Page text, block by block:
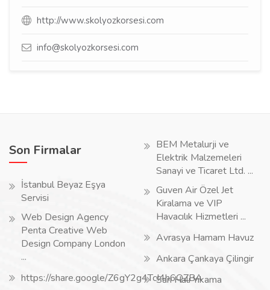
http://www.skolyozkorsesi.com
info@skolyozkorsesi.com
Son Firmalar
İstanbul Beyaz Eşya
Servisi
Web Design Agency
Penta Creative Web
Design Company London
...
https://share.google/Z6gY2g4TcI4h6QZBA
BEM Metalurji ve
Elektrik Malzemeleri
Sanayi ve Ticaret Ltd. ...
Guven Air Özel Jet
Kiralama ve VIP
Havacılık Hizmetleri ...
Avrasya Hamam Havuz
Ankara Çankaya Çilingir
Sarı Halı Yıkama